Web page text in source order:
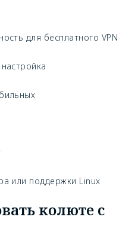
для бесплатного VPN
или поддержки Linux
колюте с